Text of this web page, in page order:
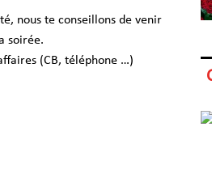
nous te conseillons de venir
soirée.
(CB, téléphone …)